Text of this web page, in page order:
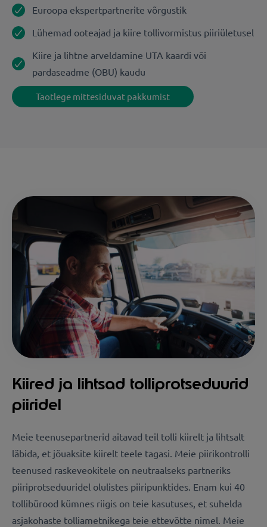
Euroopa ekspertpartnerite võrgustik
Lühemad ooteajad ja kiire tollivormistus piiriületusel
Kiire ja lihtne arveldamine UTA kaardi või
pardaseadme (OBU) kaudu
Taotlege mittesiduvat pakkumist
Kiired ja lihtsad tolliprotseduurid
piiridel
Meie teenusepartnerid aitavad teil tolli kiirelt ja lihtsalt
läbida, et jõuaksite kiirelt teele tagasi. Meie piirikontrolli
teenused raskeveokitele on neutraalseks partneriks
piiriprotseduuridel olulistes piiripunktides. Enam kui 40
tollibürood kümnes riigis on teie kasutuses, et suhelda
asjakohaste tolliametnikega teie ettevõtte nimel. Meie